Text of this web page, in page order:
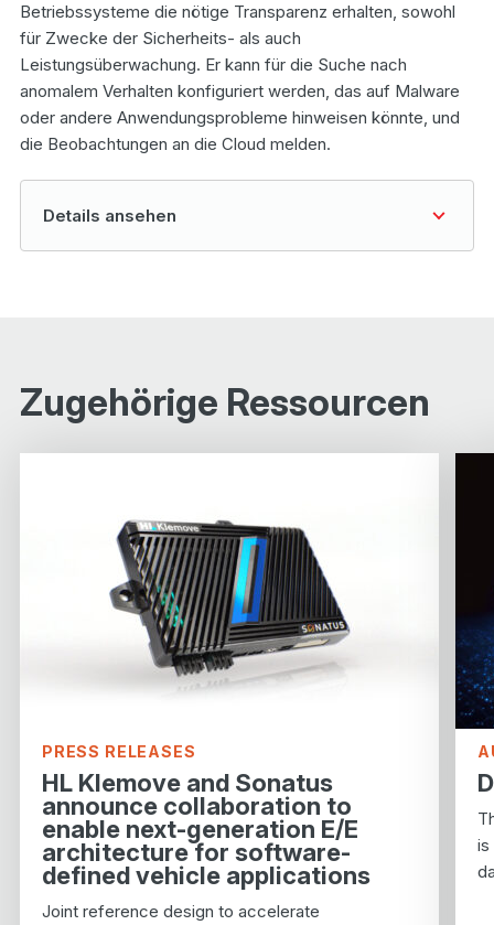
Betriebssysteme die nötige Transparenz erhalten, sowohl
für Zwecke der Sicherheits- als auch
Leistungsüberwachung. Er kann für die Suche nach
anomalem Verhalten konfiguriert werden, das auf Malware
oder andere Anwendungsprobleme hinweisen könnte, und
die Beobachtungen an die Cloud melden.
details ansehen
Zugehörige Ressourcen
PRESS RELEASES
HL Klemove and Sonatus
announce collaboration to
enable next-generation E/E
architecture for software-
defined vehicle applications
Joint reference design to accelerate
is